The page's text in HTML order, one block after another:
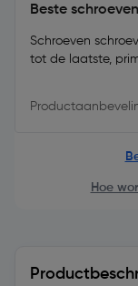
Beste
Schroeven schroeven als
tot de laatste,
Hoe